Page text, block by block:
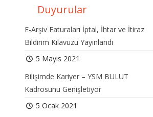
Duyurular
E-Arşiv Faturaları İptal, İhtar ve İtiraz
Bildirim Kılavuzu Yayınlandı
5 Mayıs 2021
Bilişimde Kariyer – YSM BULUT
Kadrosunu Genişletiyor
5 Ocak 2021